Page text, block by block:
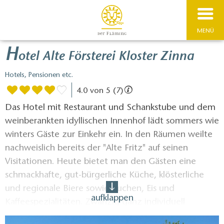
MENÜ
Hotel Alte Försterei Kloster Zinna
Hotels, Pensionen etc.
4.0 von 5 (7)
Das Hotel mit Restaurant und Schankstube und dem
weinberankten idyllischen Innenhof lädt sommers wie
winters Gäste zur Einkehr ein. In den Räumen weilte
nachweislich bereits der "Alte Fritz" auf seinen
Visitationen. Heute bietet man den Gästen eine
schmackhafte, gut-bürgerliche Küche, klösterliche
und regionale Biere sowie Kuchen, Eis und
Kaffeespezialitäten. Zwanzig ganz individuell
eingerichtete Doppel-, Familien- und Einzelzimmer
aufklappen